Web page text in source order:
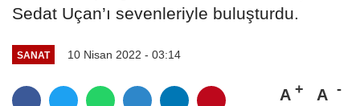
Sedat Uçan’ı sevenleriyle buluşturdu.
SANAT 10 Nisan 2022 - 03:14
A A